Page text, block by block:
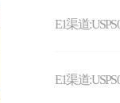
E1渠道
E1渠道